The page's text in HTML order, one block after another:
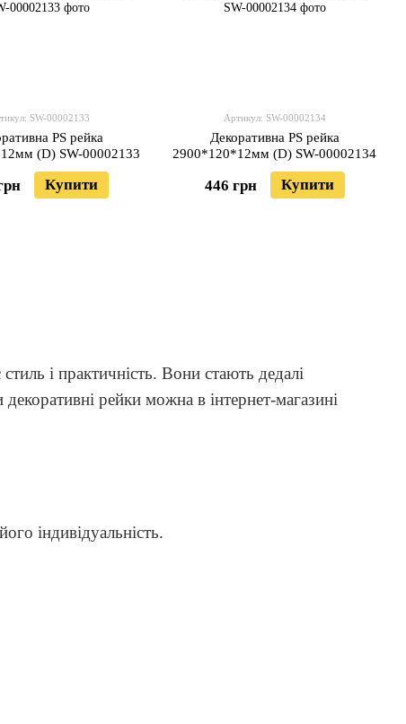
і практичність. Вони стають дедалі
рейки можна в інтернет-магазині
індивідуальність.
SW-00002133
PS рейка
(D) SW-00002133
Купити
Артикул: SW-00002134
Декоративна PS рейка
2900*120*12мм (D) SW-00002134
446 грн Купити